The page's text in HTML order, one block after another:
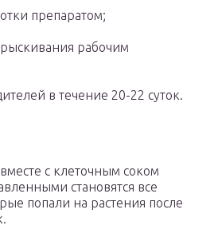
препаратом;
рабочим
в течение 20-22 суток.
с клеточным соком
становятся все
попали на растения после